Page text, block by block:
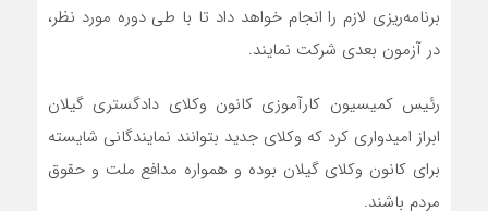
برنامه‌ریزی لازم را انجام خواهد داد تا با طی دوره مورد نظر،
در آزمون بعدی شرکت نمایند.
رئیس کمیسیون کارآموزی کانون وکلای دادگستری گیلان
ابراز امیدواری کرد که وکلای جدید بتوانند نمایندگانی شایسته
برای کانون وکلای گیلان بوده و همواره مدافع ملت و حقوق
مردم باشند.